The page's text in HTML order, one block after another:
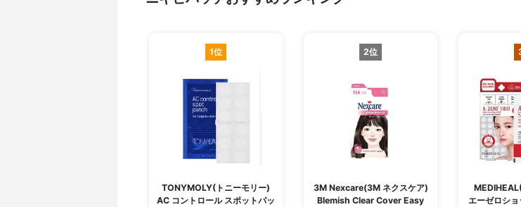
1位
TONYMOLY(トニーモリー)
AC コントロール スポットパッ
2位
3M Nexcare(3M ネクスケア)
Blemish Clear Cover Easy
エーゼロシ